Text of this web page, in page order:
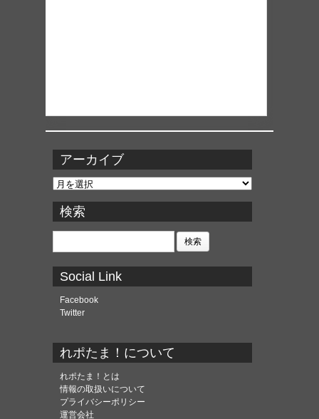
アーカイブ
ア
カ
イ
ブ
検索
検
Social Link
Facebook
Twitter
れポたま！について
れポたま！とは
情報の取扱いについて
プライバシーポリシー
運営会社